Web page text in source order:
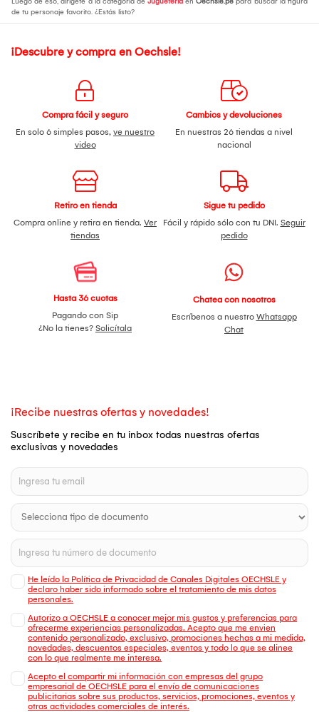
de tu personaje favorito. ¿Estás listo?
¡Descubre y compra en Oechsle!
Compra fácil y seguro
En solo 6 simples pasos, ve nuestro
video
Cambios y devoluciones
En nuestras 26 tiendas a nivel
nacional
Retiro en tienda
Compra online y retira en tienda. Ver
tiendas
Sigue tu pedido
Fácil y rápido sólo con tu DNI. Seguir
pedido
Hasta 36 cuotas
Pagando con Sip
¿No la tienes? Solicítala
Chatea con nosotros
Escríbenos a nuestro Whatsapp
Chat
¡Recibe nuestras ofertas y novedades!
Suscríbete y recibe en tu inbox todas nuestras ofertas
exclusivas y novedades
He leído la Política de Privacidad de Canales Digitales OECHSLE y
declaro haber sido informado sobre el tratamiento de mis datos
personales.
Autorizo a OECHSLE a conocer mejor mis gustos y preferencias para
ofrecerme experiencias personalizadas. Acepto que me envien
contenido personalizado, exclusivo, promociones hechas a mi medida,
novedades, descuentos especiales, eventos y todo lo que se alinee
con lo que realmente me interesa.
Acepto el compartir mi información con empresas del grupo
empresarial de OECHSLE para el envío de comunicaciones
publicitarias sobre sus productos, servicios, promociones, eventos y
otras actividades comerciales de interés.